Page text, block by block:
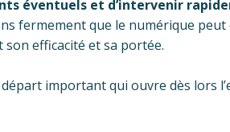
éventuels et d’intervenir
fermement que le numérique
efficacité et sa portée.
important qui ouvre dès lors